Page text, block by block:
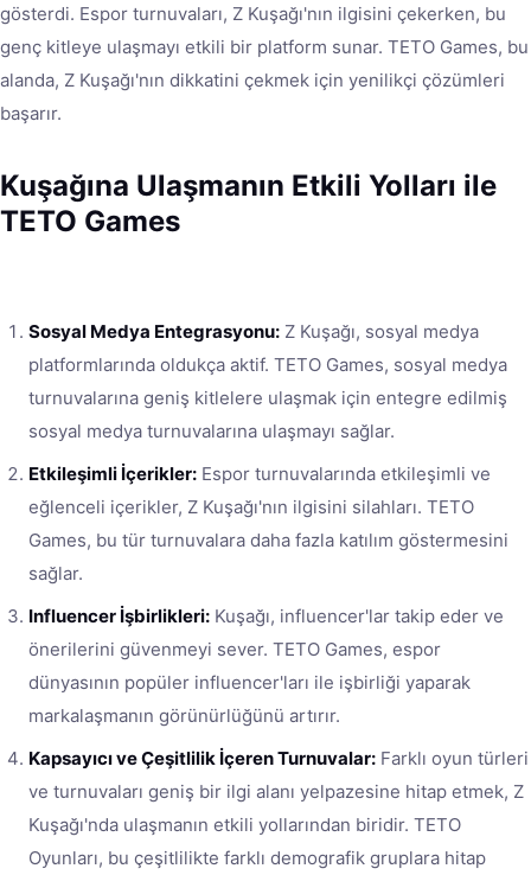
gösterdi. Espor turnuvaları, Z Kuşağı'nın ilgisini çekerken, bu
genç kitleye ulaşmayı etkili bir platform sunar. TETO Games, bu
alanda, Z Kuşağı'nın dikkatini çekmek için yenilikçi çözümleri
başarır.
Kuşağına Ulaşmanın Etkili Yolları ile
TETO Games
Sosyal Medya Entegrasyonu: Z Kuşağı, sosyal medya
platformlarında oldukça aktif. TETO Games, sosyal medya
turnuvalarına geniş kitlelere ulaşmak için entegre edilmiş
sosyal medya turnuvalarına ulaşmayı sağlar.
Etkileşimli İçerikler: Espor turnuvalarında etkileşimli ve
eğlenceli içerikler, Z Kuşağı'nın ilgisini silahları. TETO
Games, bu tür turnuvalara daha fazla katılım göstermesini
sağlar.
Influencer İşbirlikleri: Kuşağı, influencer'lar takip eder ve
önerilerini güvenmeyi sever. TETO Games, espor
dünyasının popüler influencer'ları ile işbirliği yaparak
markalaşmanın görünürlüğünü artırır.
Kapsayıcı ve Çeşitlilik İçeren Turnuvalar: Farklı oyun türleri
ve turnuvaları geniş bir ilgi alanı yelpazesine hitap etmek, Z
Kuşağı'nda ulaşmanın etkili yollarından biridir. TETO
Oyunları, bu çeşitlilikte farklı demografik gruplara hitap